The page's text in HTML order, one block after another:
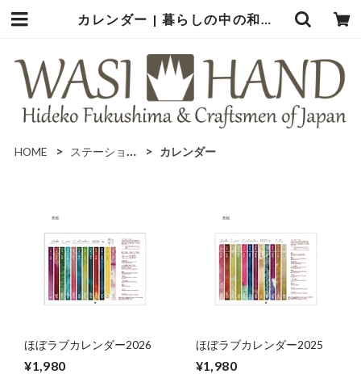
カレンダー | 暮らしの中の和紙のかたち
HOME ステーショナリー カレンダー
ほぼラブカレンダー2026
¥1,980
ほぼラブカレンダー2025
¥1,980